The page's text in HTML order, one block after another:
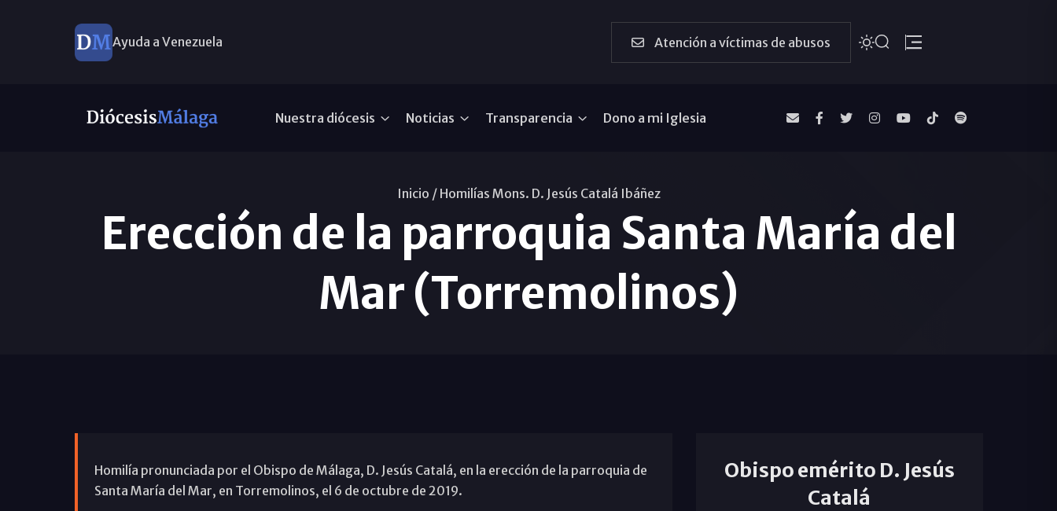
Ayuda a Venezuela Atención a víctimas de abusos
Nuestra diócesis Noticias Transparencia Dono a mi Iglesia
Inicio / Homilías Mons. D. Jesús Catalá Ibáñez
Erección de la parroquia Santa María del
Mar (Torremolinos)
Homilía pronunciada por el Obispo de Málaga, D. Jesús Catalá, en la erección de la parroquia de
Santa María del Mar, en Torremolinos, el 6 de octubre de 2019.
Obispo emérito D. Jesús
Catalá